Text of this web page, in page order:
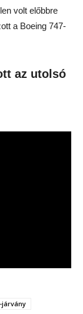
volt előbbre
a Boeing 747-
az utolsó
járvány